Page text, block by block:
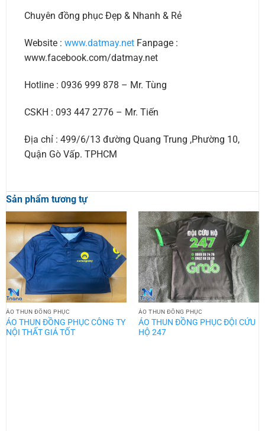
Chuyên đồng phục Đẹp & Nhanh & Rẻ
Website : www.datmay.netFanpage :
www.facebook.com/datmay.net
Hotline : 0936 999 878 – Mr. Tùng
CSKH : 093 447 2776 – Mr. Tiến
Địa chỉ : 499/6/13 đường Quang Trung ,Phường 10,
Quận Gò Vấp. TPHCM
Sản phẩm tương tự
ÁO THUN ĐỒNG PHỤC
ÁO THUN ĐỒNG PHỤC CÔNG TY
NỘI THẤT GIÁ TỐT
ÁO THUN ĐỒNG PHỤC
ÁO THUN ĐỒNG PHỤC ĐỘI CỨU
HỘ 247